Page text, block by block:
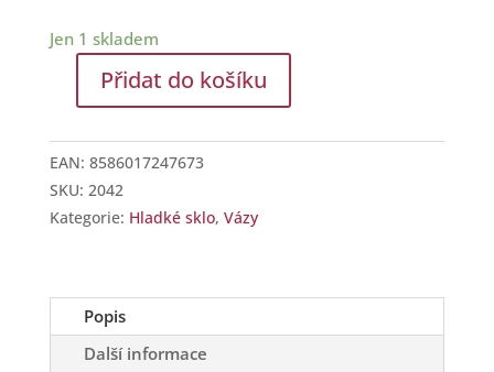
Jen 1 skladem
květiny
se
srdíčkem
a
množství
Přidat do košíku
EAN: 8586017247673
SKU: 2042
Kategorie: Hladké sklo, Vázy
Popis
Další informace